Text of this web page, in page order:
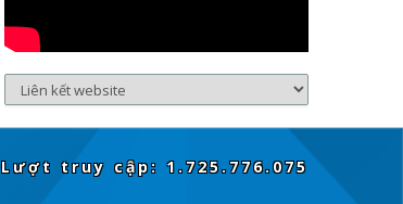
Lượt truy cập: 1.725.776.075